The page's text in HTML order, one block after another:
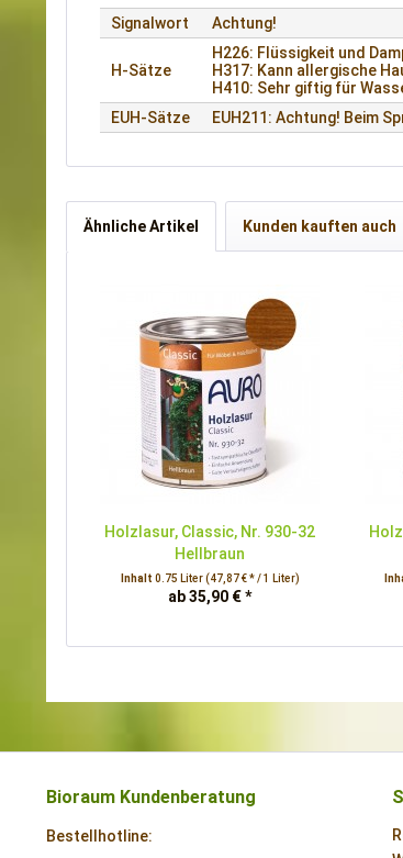
Signalwort Achtung!
H-Sätze
H226: Flüssigkeit und
H317: Kann allergische
H410: Sehr giftig für
EUH-Sätze
EUH211: Achtung! Beim
Ähnliche Artikel Kunden kauften auch
Holzlasur, Classic, Nr. 930-32
Hellbraun
Inhalt 0.75 Liter(47,87 € * / 1 Liter)
ab 35,90 € *
Bioraum Kundenberatung
Bestellhotline: